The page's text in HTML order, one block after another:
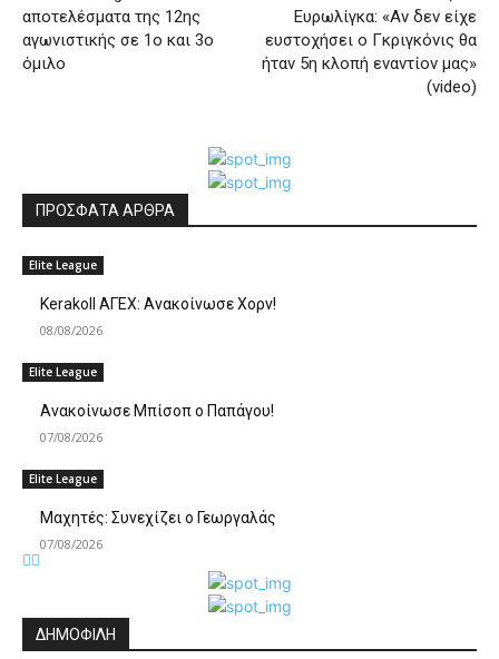
αποτελέσματα της 12ης
αγωνιστικής σε 1ο και 3ο
όμιλο
Ευρωλίγκα: «Αν δεν είχε
ευστοχήσει ο Γκριγκόνις θα
ήταν 5η κλοπή εναντίον μας»
(video)
ΠΡΟΣΦΑΤΑ ΑΡΘΡΑ
Elite League
Kerakoll ΑΓΕΧ: Ανακοίνωσε Χορν!
08/08/2026
Elite League
Aνακοίνωσε Μπίσοπ ο Παπάγου!
07/08/2026
Elite League
Mαχητές: Συνεχίζει ο Γεωργαλάς
07/08/2026
ΔΗΜΟΦΙΛΗ